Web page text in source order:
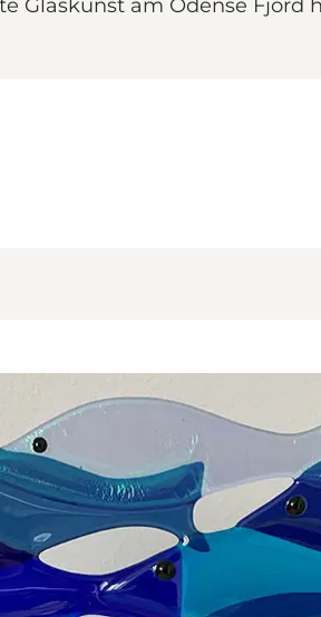
Glaskunst am Odense